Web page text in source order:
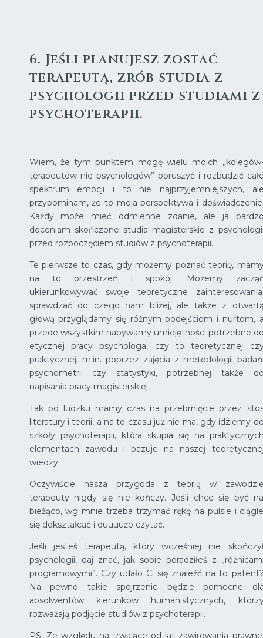
6. Jeśli planujesz zostać
terapeutą, zrób studia z
psychologii przed studiami z
psychoterapii.
Wiem, że tym punktem mogę wielu moich
terapeutów nie psychologów” poruszyć i rozbudzić
spektrum emocji i to nie najprzyjemniejszych,
przypominam, że to moja perspektywa i
Każdy może mieć odmienne zdanie, ale ja
doceniam skończone studia magisterskie z
przed rozpoczęciem studiów z psychoterapii.
Te pierwsze to czas, gdy możemy poznać teorię,
na to przestrzeń i spokój. Możemy
ukierunkowywać swoje teoretyczne
sprawdzać do czego nam bliżej, ale także z
głową przyglądamy się różnym podejściom i nurtom,
przede wszystkim nabywamy umiejętności potrzebne
etycznej pracy psychologa, czy to teoretycznej
praktycznej, m.in. poprzez zajęcia z metodologii
psychometrii czy statystyki, potrzebnej także
napisania pracy magisterskiej.
Tak po ludzku mamy czas na przebrnięcie przez
literatury i teorii, a na to czasu już nie ma, gdy idziemy
szkoły psychoterapii, która skupia się na
elementach zawodu i bazuje na naszej
wiedzy.
Oczywiście nasza przygoda z teorią w
terapeuty nigdy się nie kończy. Jeśli chce się być
bieżąco, wg mnie trzeba trzymać rękę na pulsie i
się dokształcać i duuuużo czytać.
Jeśli jesteś terapeutą, który wcześniej nie
psychologii, daj znać, jak sobie poradziłeś z
programowymi”. Czy udało Ci się znaleźć na to
Na pewno takie spojrzenie będzie pomocne
absolwentów kierunków humanistycznych,
rozważają podjęcie studiów z psychoterapii.
PS. Ze względu na trwające od lat zawirowania